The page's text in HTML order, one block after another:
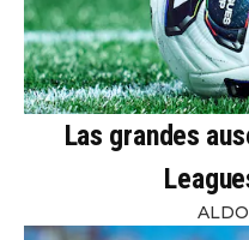
Las grandes